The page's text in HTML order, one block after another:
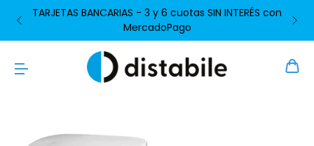
TARJETAS BANCARIAS - 3 y 6 cuotas SIN INTERÉS con
MercadoPago